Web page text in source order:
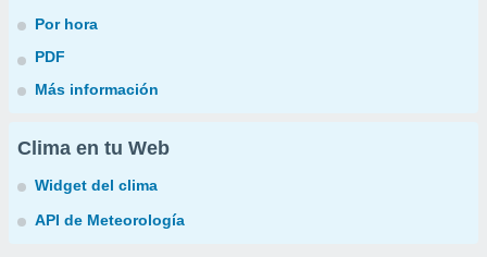
Por hora
PDF
Más información
Clima en tu Web
Widget del clima
API de Meteorología